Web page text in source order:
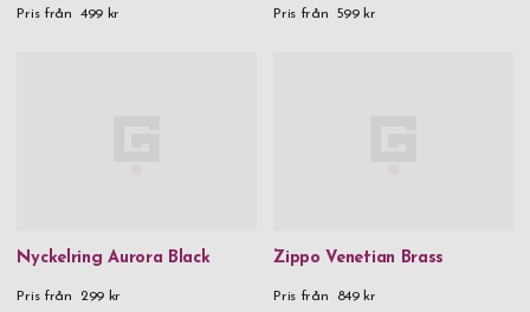
Pris från 499 kr Pris från 599 kr
Nyckelring Aurora Black
Pris från 299 kr
Zippo Venetian Brass
Pris från 849 kr